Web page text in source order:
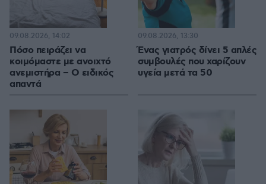
Πόσο πειράζει να
κοιμόμαστε με ανοιχτό
ανεμιστήρα – Ο ειδικός
απαντά
09.08.2026, 14:02
Ένας γιατρός δίνει 5 απλές
συμβουλές που χαρίζουν
υγεία μετά τα 50
09.08.2026, 13:30